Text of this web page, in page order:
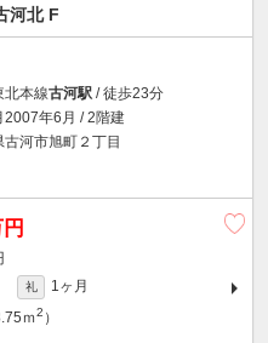
河北 F
北本線古河駅 / 徒歩23分
2007年6月 / 2階建
古河市旭町２丁目
礼
1ヶ月
ｍ2 ）